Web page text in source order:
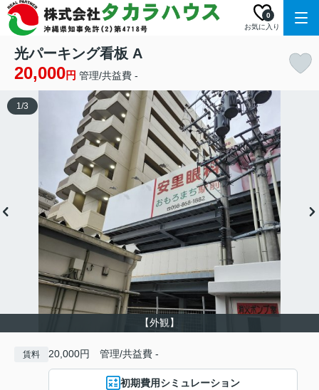
お気に入り
0
光パーキング看板 A
20,000円 管理/共益費 -
【外観】
1/3
賃料 20,000円 管理/共益費 -
初期費用シミュレーション